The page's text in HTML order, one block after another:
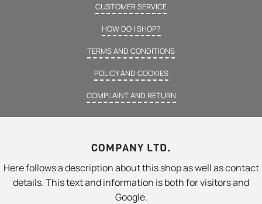
CUSTOMER SERVICE
HOW DO I SHOP?
TERMS AND CONDITIONS
POLICY AND COOKIES
COMPLAINT AND RETURN
COMPANY LTD.
Here follows a description about this shop as well as contact
details. This text and information is both for visitors and
Google.